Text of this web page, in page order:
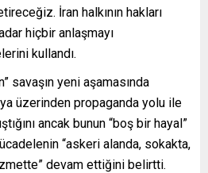
İran halkının hakları
hiçbir anlaşmayı
kullandı.
savaşın yeni aşamasında
üzerinden propaganda yolu ile
ancak bunun “boş bir hayal”
“askeri alanda, sokakta,
devam ettiğini belirtti.